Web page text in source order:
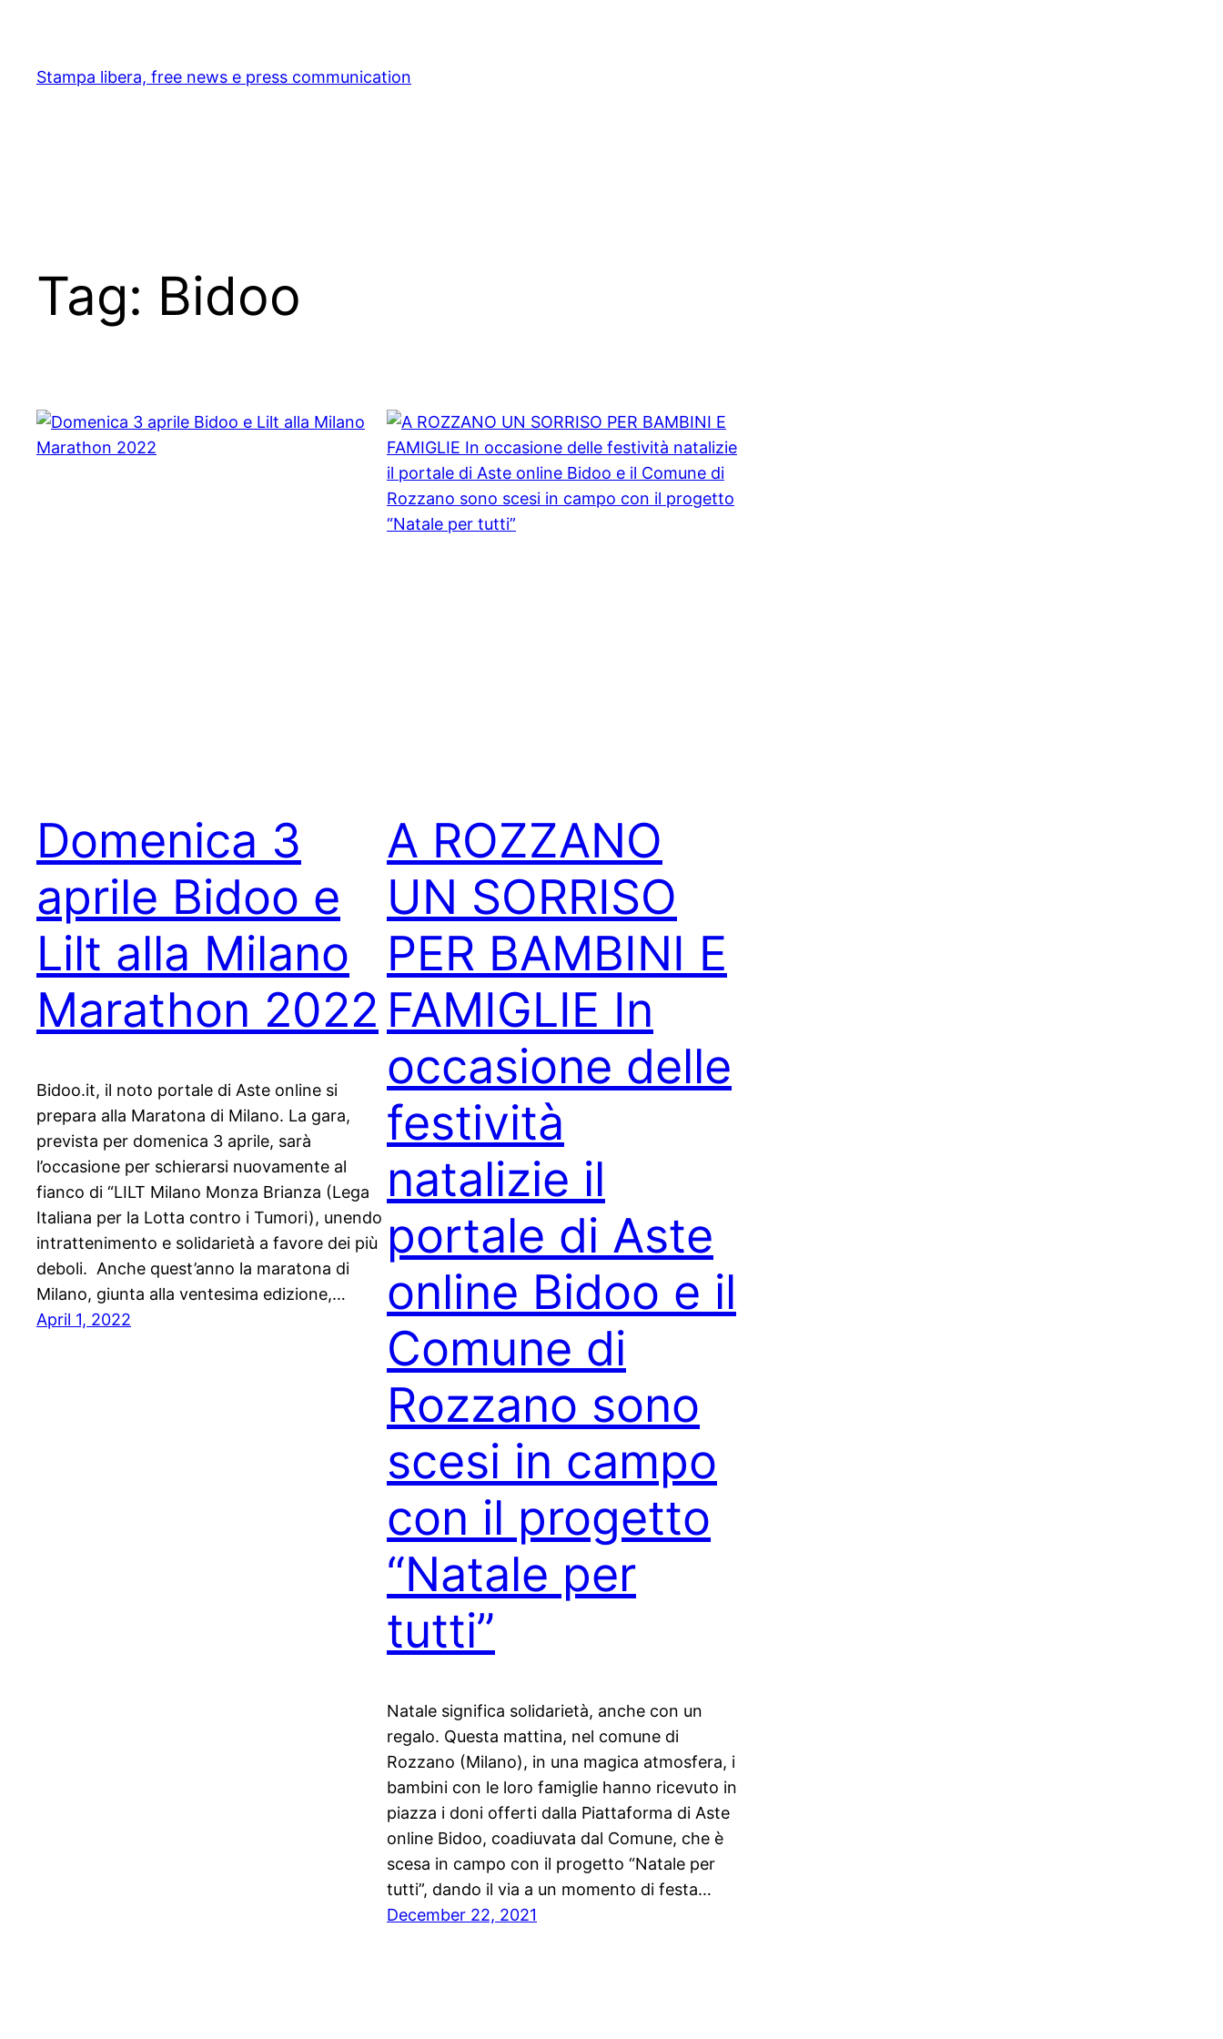
content
Stampa libera, free news e press communication
Tag: Bidoo
Domenica 3
aprile Bidoo e
Lilt alla Milano
Marathon 2022
Bidoo.it, il noto portale di Aste online si
prepara alla Maratona di Milano. La gara,
prevista per domenica 3 aprile, sarà
l’occasione per schierarsi nuovamente al
fianco di “LILT Milano Monza Brianza (Lega
Italiana per la Lotta contro i Tumori), unendo
intrattenimento e solidarietà a favore dei più
deboli. Anche quest’anno la maratona di
Milano, giunta alla ventesima edizione,…
April 1, 2022
A ROZZANO
UN SORRISO
PER BAMBINI E
FAMIGLIE In
occasione delle
festività
natalizie il
portale di Aste
online Bidoo e il
Comune di
Rozzano sono
scesi in campo
con il progetto
“Natale per
tutti”
Natale significa solidarietà, anche con un
regalo. Questa mattina, nel comune di
Rozzano (Milano), in una magica atmosfera, i
bambini con le loro famiglie hanno ricevuto in
piazza i doni offerti dalla Piattaforma di Aste
online Bidoo, coadiuvata dal Comune, che è
scesa in campo con il progetto “Natale per
tutti”, dando il via a un momento di festa…
December 22, 2021